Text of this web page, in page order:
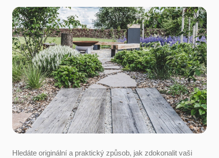
Hledáte originální a praktický způsob, jak zdokonalit vaši